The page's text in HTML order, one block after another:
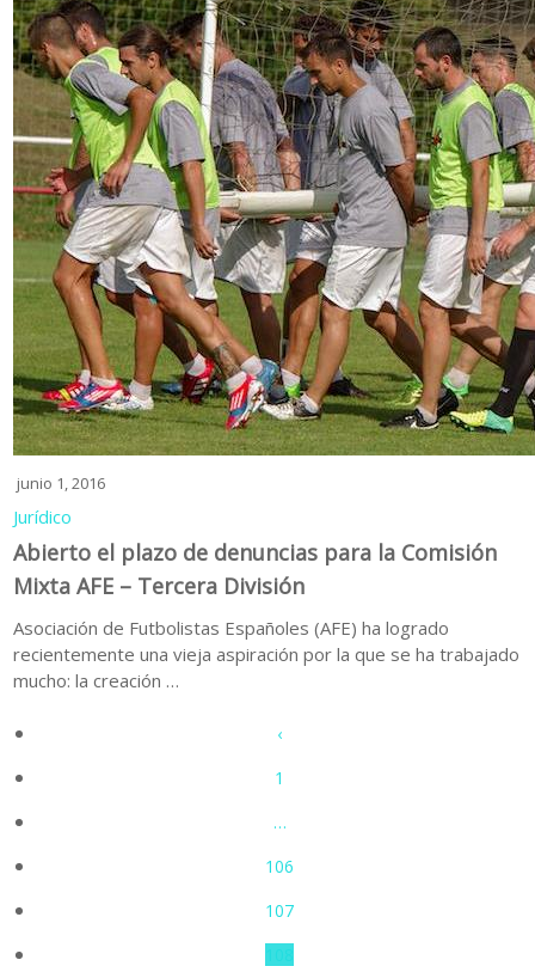
junio 1, 2016
Jurídico
Abierto el plazo de denuncias para la Comisión
Mixta AFE – Tercera División
Asociación de Futbolistas Españoles (AFE) ha logrado
recientemente una vieja aspiración por la que se ha trabajado
mucho: la creación …
‹
1
…
106
107